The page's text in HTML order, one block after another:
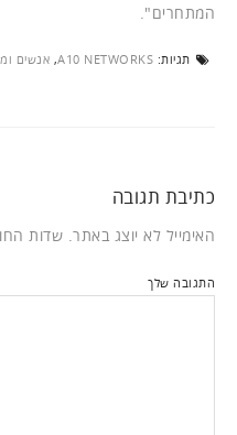
המתחרים".
תגיות: A10 NETWORKS
, אנשים
כתיבת תגובה
האימייל לא יוצג באתר. שדות
התגובה שלך